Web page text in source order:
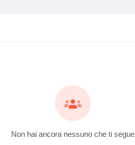
Non hai ancora nessuno che ti segue